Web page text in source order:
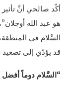
أكّد صالحي أنَّ
هو عبد الله
السَّلام في
قد يؤدّي إلى
“السَّلام دوماً